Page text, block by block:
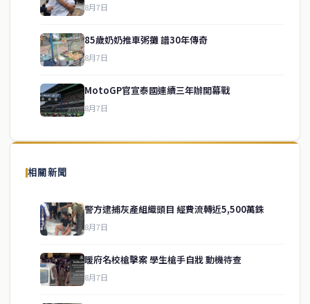
8月7日
85歲奶奶推車粥攤 譜30年傳奇
8月7日
MotoGP官宣泰國連續三年辦開幕戰
8月7日
相關新聞
警方逮捕灰產組織頭目 經費流轉近5,500萬銖
8月7日
暖府名校槍擊案 學生槍手自戕 動機待查
8月7日
關於我們
泰國中文新聞（TCN）是一家總部設於曼谷的中文新聞媒體，致力於
供即時、客觀、多元的中文新聞內容。
service@thaichinesenews.com